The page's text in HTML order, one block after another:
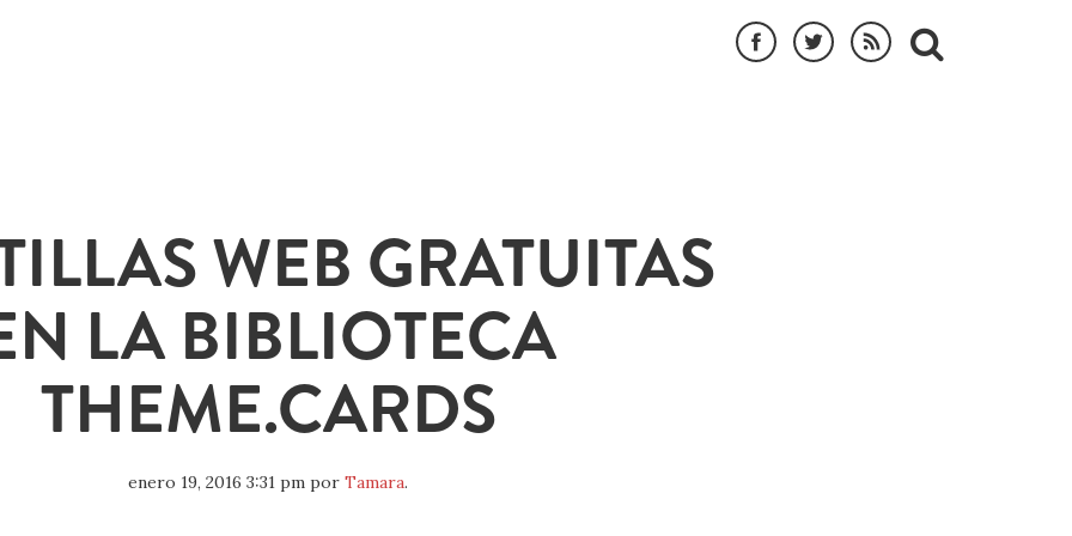
WEB GRATUITAS
LA BIBLIOTECA
THEME.CARDS
enero 19, 2016 3:31 pm por Tamara.